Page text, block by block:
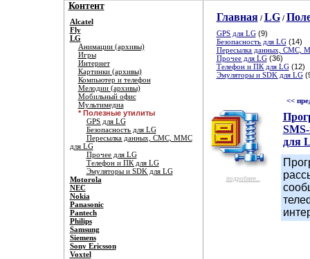
Контент
Alcatel
Fly
LG
Анимации (архивы)
Игры
Интернет
Картинки (архивы)
Компьютер и телефон
Мелодии (архивы)
Мобильный офис
Мультимедиа
* Полезные утилиты
GPS для LG
Безопасность для LG
Пересылка данных, СМС, ММС
для LG
Прочее для LG
Телефон и ПК для LG
Эмуляторы и SDK для LG
Motorola
NEC
Nokia
Panasonic
Pantech
Philips
Samsung
Siemens
Sony Ericsson
Voxtel
Главная/ LG/
GPS для LG(9)
Безопасность для LG(14)
Пересылка данных, СМС,
Прочее для LG(36)
Телефон и ПК для LG(12)
Эмуляторы и SDK для LG
<<
подробнее...
для